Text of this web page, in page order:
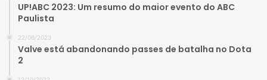
UP!ABC 2023: Um resumo do maior evento do ABC
Paulista
22/06/2023
Valve está abandonando passes de batalha no Dota
2